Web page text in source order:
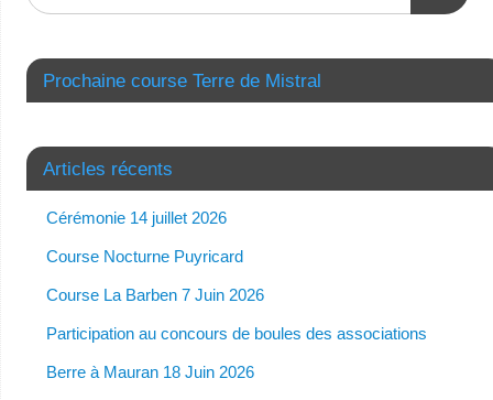
Prochaine course Terre de Mistral
Articles récents
Cérémonie 14 juillet 2026
Course Nocturne Puyricard
Course La Barben 7 Juin 2026
Participation au concours de boules des associations
Berre à Mauran 18 Juin 2026